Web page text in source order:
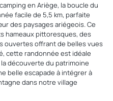
en Ariège, la boucle du
facile de 5,5 km, parfaite
des paysages ariégeois. Ce
hameaux pittoresques, des
ouvertes offrant de belles vues
cette randonnée est idéale
découverte du patrimoine
belle escapade à intégrer à
dans notre village